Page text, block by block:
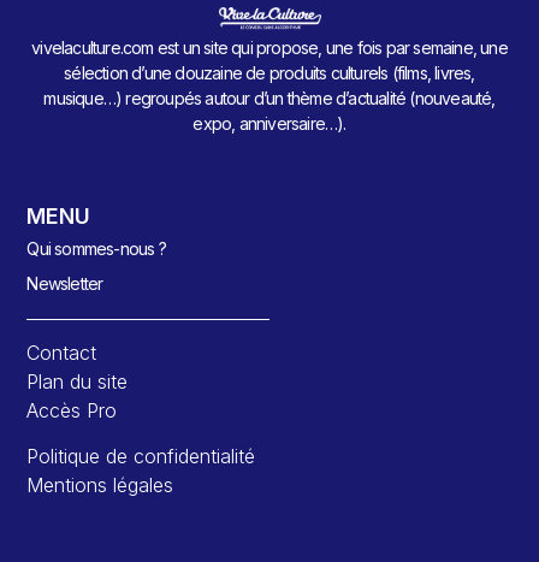
vivelaculture.com est un site qui propose, une fois par semaine, une
sélection d’une douzaine de produits culturels (films, livres,
musique…) regroupés autour d’un thème d’actualité (nouveauté,
expo, anniversaire…).
MENU
Qui sommes-nous ?
Newsletter
Contact
Plan du site
Accès Pro
Politique de confidentialité
Mentions légales